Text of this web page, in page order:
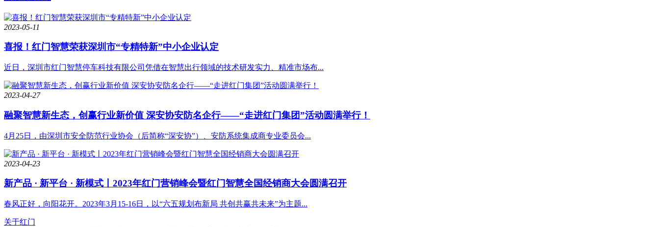
2023-05-11
喜报！红门智慧荣获深圳市“专精特新”中小企业认定
近日，深圳市红门智慧停车科技有限公司凭借在智慧出行领域的技术研发实力、精准市场布...
2023-04-27
融聚智慧新生态，创赢行业新价值 深安协安防名企行——“走进红门集团”活动圆满举行！
4月25日，由深圳市安全防范行业协会（后简称“深安协”）、安防系统集成商专业委员会...
2023-04-23
新产品 · 新平台 · 新模式丨2023年红门营销峰会暨红门智慧全国经销商大会圆满召开
春风正好，向阳花开。2023年3月15-16日，以“六五规划布新局 共创共赢共未来”为主题...
关于红门